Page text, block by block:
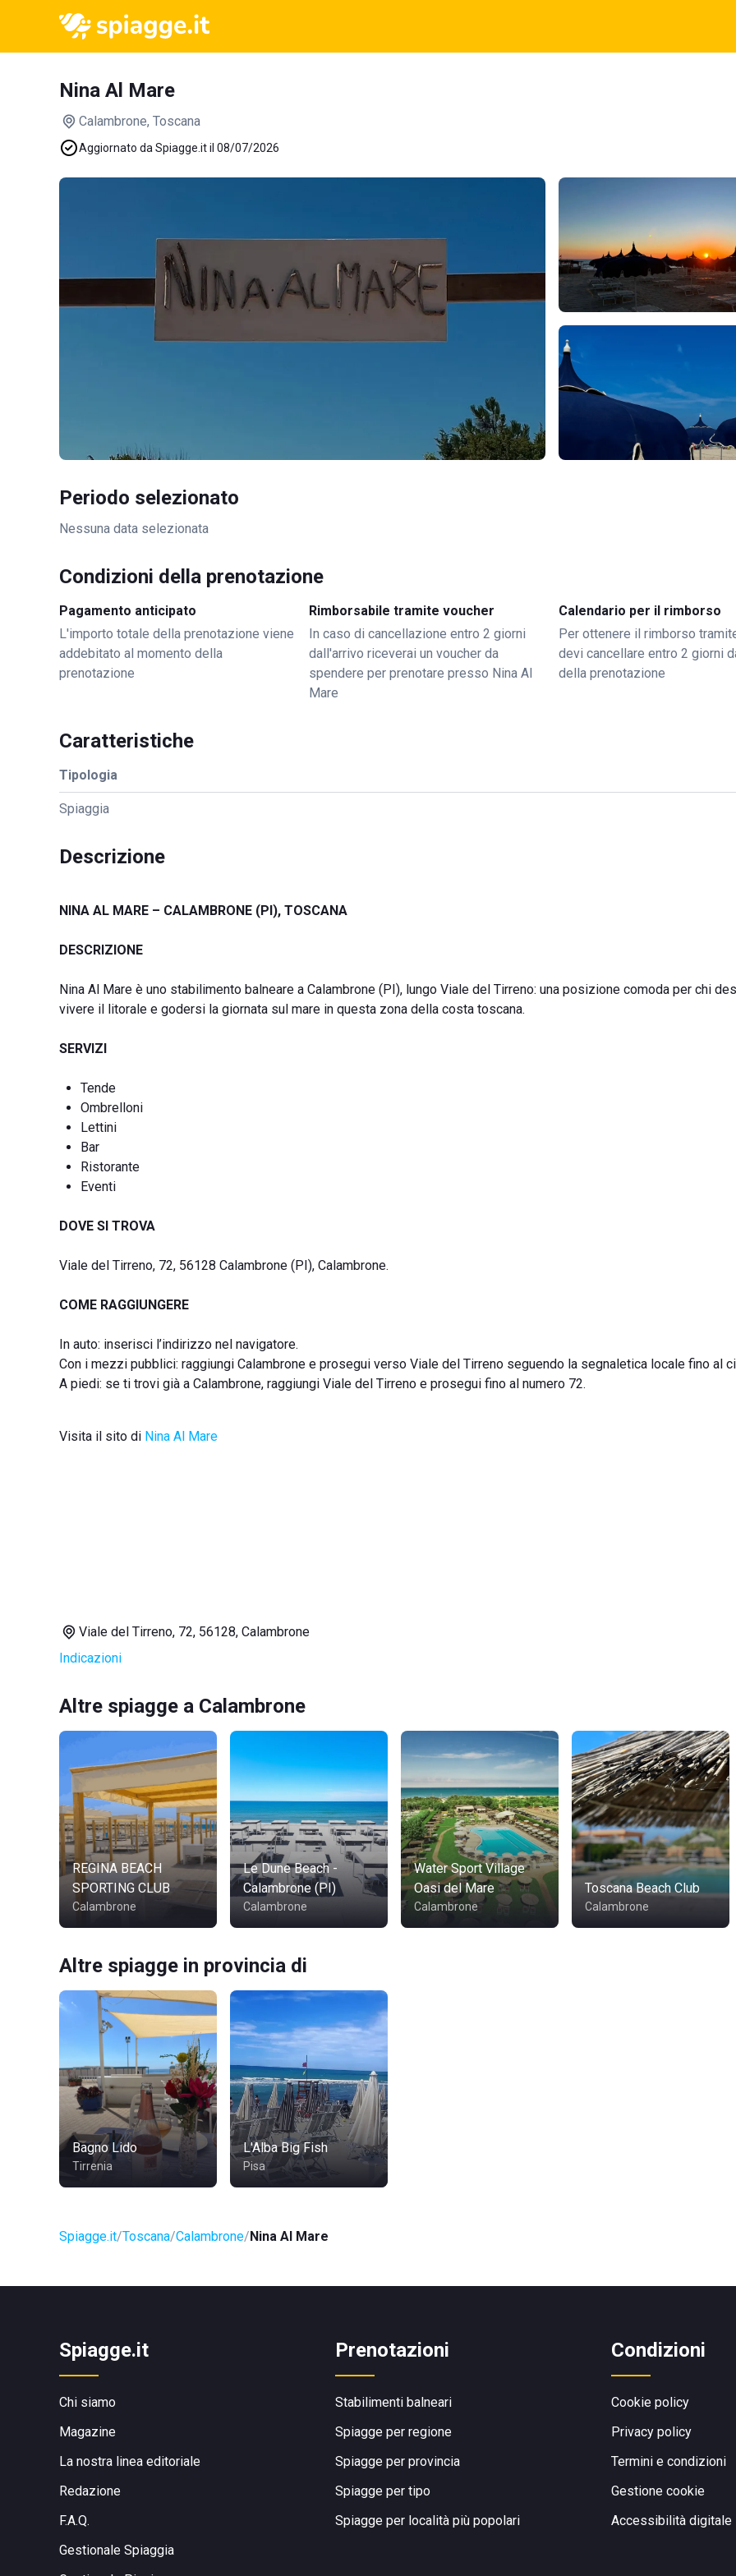
Nina Al Mare
Calambrone, Toscana
Aggiornato da Spiagge.it il 08/07/2026
Periodo selezionato
Nessuna data selezionata
Condizioni della prenotazione
Pagamento anticipato
L'importo totale della prenotazione viene
addebitato al momento della
prenotazione
Rimborsabile tramite voucher
In caso di cancellazione entro 2 giorni
dall'arrivo riceverai un voucher da
spendere per prenotare presso Nina Al
Mare
Calendario per il rimborso
Per ottenere il rimborso
devi cancellare entro 2 giorni
della prenotazione
Caratteristiche
Tipologia
Spiaggia
Descrizione
NINA AL MARE – CALAMBRONE (PI), TOSCANA
DESCRIZIONE
Nina Al Mare è uno stabilimento balneare a Calambrone (PI), lungo Viale del Tirreno: una posizione comoda per chi
vivere il litorale e godersi la giornata sul mare in questa zona della costa toscana.
SERVIZI
Tende
Ombrelloni
Lettini
Bar
Ristorante
Eventi
DOVE SI TROVA
Viale del Tirreno, 72, 56128 Calambrone (PI), Calambrone.
COME RAGGIUNGERE
In auto: inserisci l’indirizzo nel navigatore.
Con i mezzi pubblici: raggiungi Calambrone e prosegui verso Viale del Tirreno seguendo la segnaletica locale fino al
A piedi: se ti trovi già a Calambrone, raggiungi Viale del Tirreno e prosegui fino al numero 72.
Visita il sito di Nina Al Mare
Viale del Tirreno, 72, 56128, Calambrone
Indicazioni
Altre spiagge a Calambrone
REGINA BEACH
SPORTING CLUB
Calambrone
Le Dune Beach -
Calambrone (PI)
Calambrone
Water Sport Village
Oasi del Mare
Calambrone
Toscana Beach Club
Calambrone
Altre spiagge in provincia di
Bagno Lido
Tirrenia
L'Alba Big Fish
Pisa
Spiagge.it Toscana Calambrone Nina Al Mare
Spiagge.it
Chi siamo
Magazine
La nostra linea editoriale
Redazione
F.A.Q.
Gestionale Spiaggia
Prenotazioni
Stabilimenti balneari
Spiagge per regione
Spiagge per provincia
Spiagge per tipo
Spiagge per località più popolari
Condizioni
Cookie policy
Privacy policy
Termini e condizioni
Gestione cookie
Accessibilità digitale